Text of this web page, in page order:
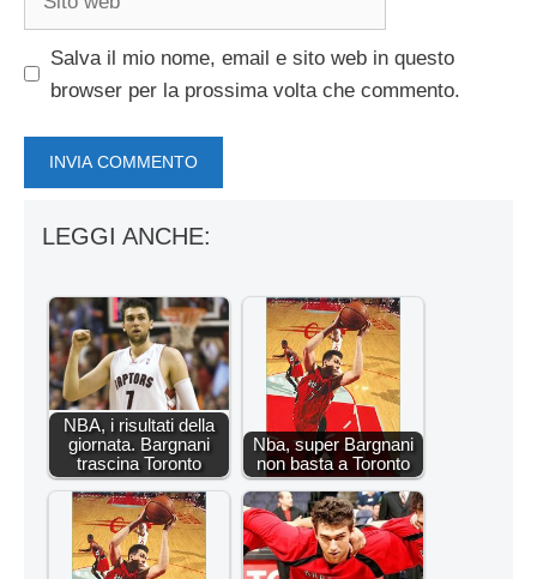
Salva il mio nome, email e sito web in questo
browser per la prossima volta che commento.
LEGGI ANCHE:
NBA, i risultati della
giornata. Bargnani
trascina Toronto
Nba, super Bargnani
non basta a Toronto